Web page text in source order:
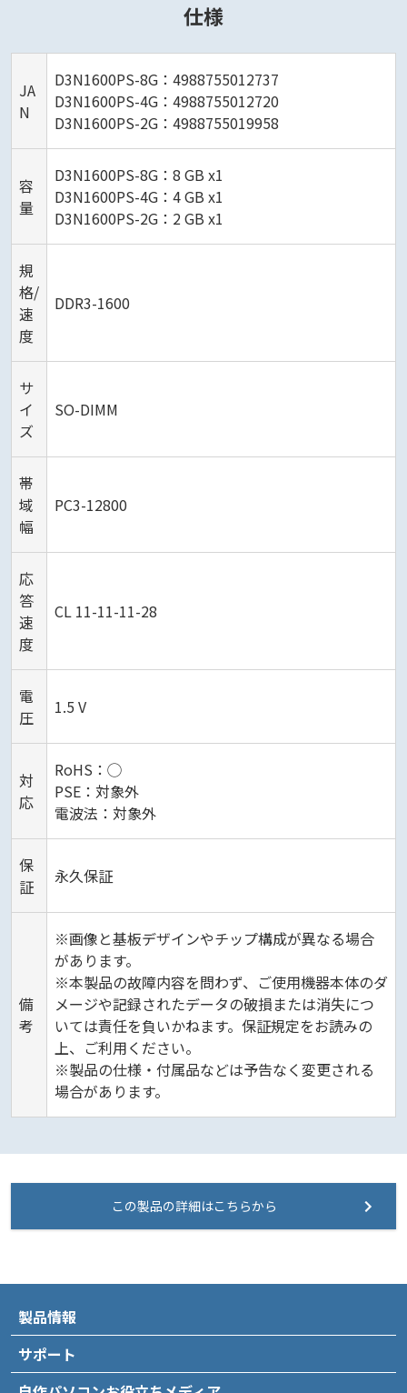
仕様
JA
N
D3N1600PS-8G：4988755012737
D3N1600PS-4G：4988755012720
D3N1600PS-2G：4988755019958
容
量
D3N1600PS-8G：8 GB x1
D3N1600PS-4G：4 GB x1
D3N1600PS-2G：2 GB x1
規
格/
速
度
DDR3-1600
サ
イ
ズ
SO-DIMM
帯
域
幅
PC3-12800
応
答
速
度
CL 11-11-11-28
電
圧
1.5 V
対
応
RoHS：◯
PSE：対象外
電波法：対象外
保
証
永久保証
備
考
※画像と基板デザインやチップ構成が異なる場合
があります。
※本製品の故障内容を問わず、ご使用機器本体のダ
メージや記録されたデータの破損または消失につ
いては責任を負いかねます。保証規定をお読みの
上、ご利用ください。
※製品の仕様・付属品などは予告なく変更される
場合があります。
この製品の詳細はこちらから
製品情報
サポート